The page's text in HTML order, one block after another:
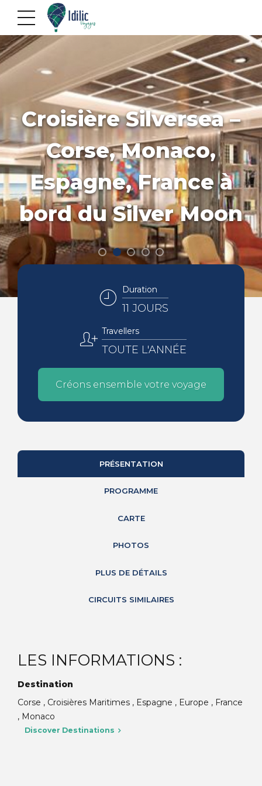
Croisière Silversea –
Corse, Monaco,
Espagne, France à
bord du Silver Moon
Duration
11 JOURS
Travellers
TOUTE L'ANNÉE
Créons ensemble votre voyage
PRÉSENTATION
PROGRAMME
CARTE
PHOTOS
PLUS DE DÉTAILS
CIRCUITS SIMILAIRES
LES INFORMATIONS :
Destination
Corse , Croisières Maritimes , Espagne , Europe , France
, Monaco
Discover Destinations